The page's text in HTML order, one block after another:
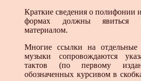
Краткие сведения о полифонии
формах должны явиться
материалом.
Многие ссылки на отдельные
музыки сопровождаются
тактов (по первому
обозначенных курсивом в